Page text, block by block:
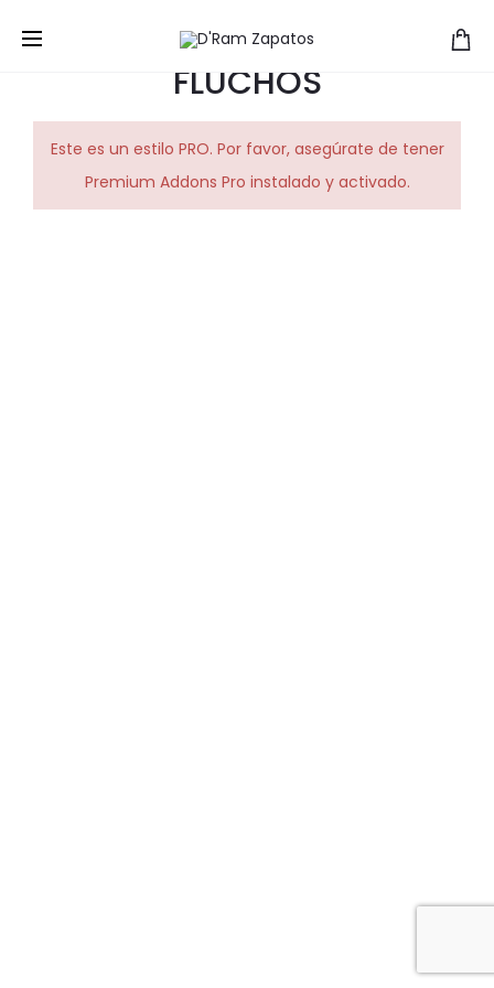
FLUCHOS
Este es un estilo PRO. Por favor, asegúrate de tener
Premium Addons Pro instalado y activado.